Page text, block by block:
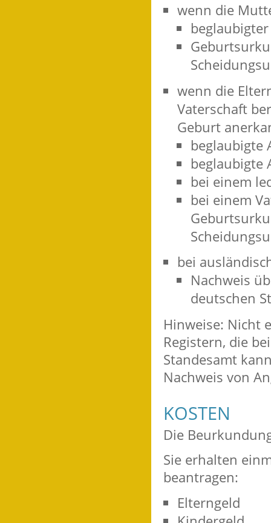
wenn die
wenn die
Vaterschaft
Geburt
beglaubigte
beglaubigte
bei einem
bei einem
bei
Nachweis
deutschen
Hinweise: Nicht
Registern, die
Standesamt
Nachweis von
KOSTEN
Die
Sie erhalten
beantragen:
Elterngeld